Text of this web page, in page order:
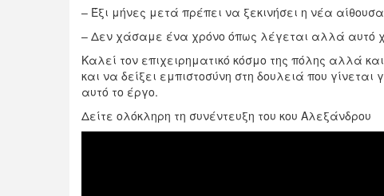
– Έξι μήνες μετά πρέπει να ξεκινήσει η νέα
– Δεν χάσαμε ένα χρόνο όπως λέγεται αλλά αυτό
Kαλεί τον επιχειρηματικό κόσμο της πόλης αλλά
και να δείξει εμπιστοσύνη στη δουλειά που
αυτό το έργο.
Δείτε ολόκληρη τη συνέντευξη του κου Αλεξάνδρου